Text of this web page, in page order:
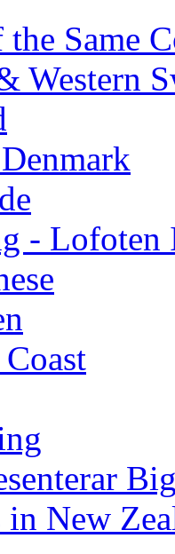
Same
Western
- Lofoten
New